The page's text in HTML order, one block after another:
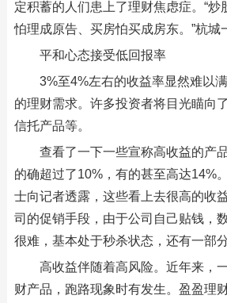
定积蓄的人们患上了理财焦虑症。“炒
怕理成原告、买房怕买成房东。”杭城
平和心态接受低回报率
3%至4%左右的收益率显然难以
的理财需求。许多投资者将目光瞄向
信托产品等。
查看了一下一些宣称高收益的产
的确超过了10%，有的甚至高达14%
士向记者透露，这些看上去很高的收
司的促销手段，由于公司自己贴钱，
很难，基本处于秒杀状态，还有一部
高收益伴随着高风险。近年来，
财产品，跑路现象时有发生。盈盈理